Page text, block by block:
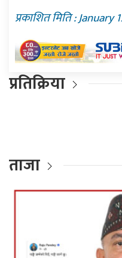
प्रकाशित मिति :
प्रतिक्रिया
ताजा